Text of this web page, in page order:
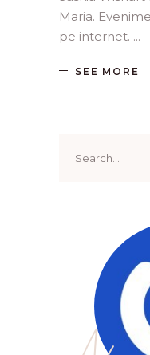
Maria.
pe internet.
SEE MORE
for: